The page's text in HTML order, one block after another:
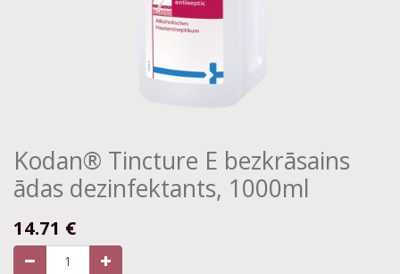
Kodan® Tincture E bezkrāsains
ādas dezinfektants, 1000ml
14.71 €